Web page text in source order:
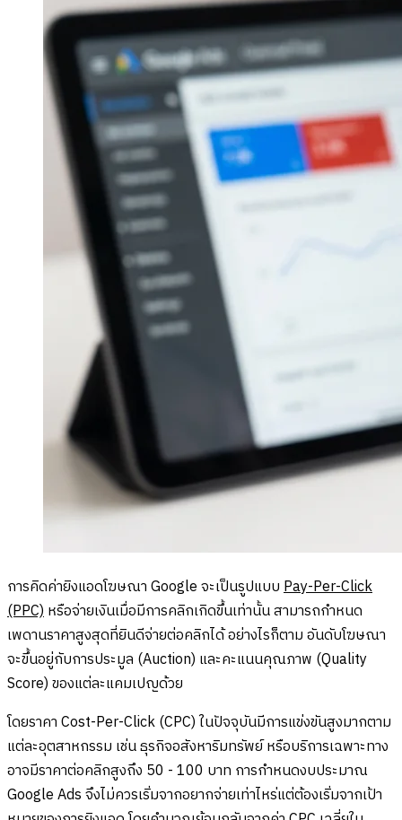
การคิดค่ายิงแอดโฆษณา Google จะเป็นรูปแบบPay-Per-Click
(PPC)หรือจ่ายเงินเมื่อมีการคลิกเกิดขึ้นเท่านั้น สามารถกำหนด
เพดานราคาสูงสุดที่ยินดีจ่ายต่อคลิกได้ อย่างไรก็ตาม อันดับโฆษณา
จะขึ้นอยู่กับการประมูล (Auction) และคะแนนคุณภาพ (Quality
Score) ของแต่ละแคมเปญด้วย
โดยราคา Cost-Per-Click (CPC) ในปัจจุบันมีการแข่งขันสูงมากตาม
แต่ละอุตสาหกรรม เช่น ธุรกิจอสังหาริมทรัพย์ หรือบริการเฉพาะทาง
อาจมีราคาต่อคลิกสูงถึง 50 - 100 บาท การกำหนดงบประมาณ
Google Ads จึงไม่ควรเริ่มจากอยากจ่ายเท่าไหร่แต่ต้องเริ่มจากเป้า